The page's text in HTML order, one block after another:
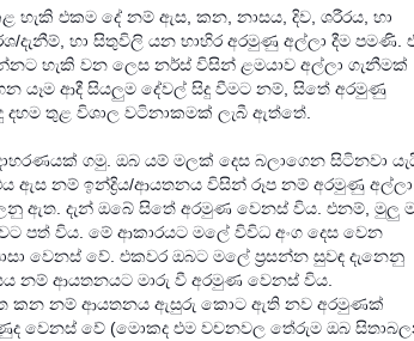
එකම දේ නම් ඇස, කන, නාසය, දිව, ශරීරය, හා
දැනීම්, හා සිතුවිලි යන භාහිර අරමුණු අල්ලා දීම පමණි.
හැකි වන ලෙස නර්ස් විසින් ළමයාව අල්ලා ගැනීමක්
යෑම ආදී සියලුම දේවල් සිදු වීමට නම්, සිතේ අරමුණු
දහම තුළ විශාල වටිනාකමක් ලැබී ඇත්තේ.
ගමු. ඔබ යම් මලක් දෙස බලාගෙන සිටිනවා
ඇස නම් ඉන්ද්‍රිය/ආයතනය විසින් රූප නම් අරමුණු අල්ලා
ඇත. දැන් ඔබේ සිතේ අරමුණ වෙනස් විය. එනම්, මුලු
විය. මේ ආකාරයට මලේ විවිධ අංග දෙස වෙන
වෙනස් වේ. එකවර ඔබට මලේ ප්‍රසන්න සුවඳ දැනෙනු
නම් ආයතනයට මාරු වී අරමුණ වෙනස් විය.
කන නම් ආයතනය ඇසුරු කොට ඇති නව අරමුණක්
වෙනස් වේ (මොකද එම වචනවල තේරුම ඔබ